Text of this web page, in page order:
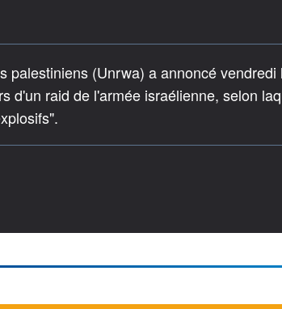
palestiniens (Unrwa) a annoncé vendredi
d'un raid de l'armée israélienne, selon